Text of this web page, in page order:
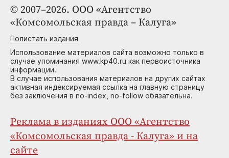
© 2007–2026. ООО «Агентство
«Комсомольская правда – Калуга»
Полистать издания
Использование материалов сайта возможно только в
случае упоминания www.kp40.ru как первоисточника
информации.
В случае использования материалов на других сайтах
активная индексируемая ссылка на главную страницу
без заключения в no-index, no-follow обязательна.
Реклама в изданиях ООО «Агентство
«Комсомольская правда - Калуга» и на
сайте